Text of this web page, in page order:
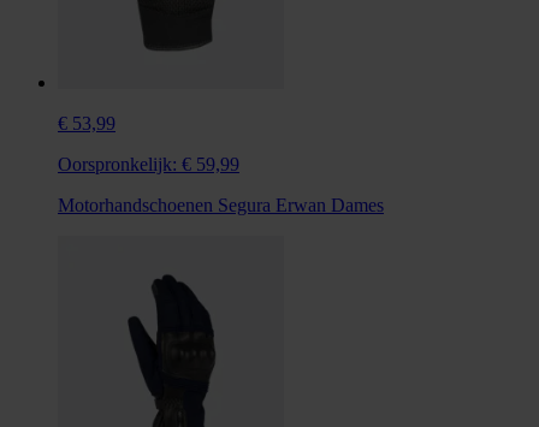
€ 53,99
Oorspronkelijk: € 59,99
Motorhandschoenen Segura Erwan Dames